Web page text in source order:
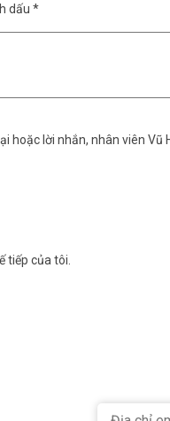
VPN Trunking (Load
Free
dấu *
hoặc lời nhắn, nhân viên Vũ
tiếp của tôi.